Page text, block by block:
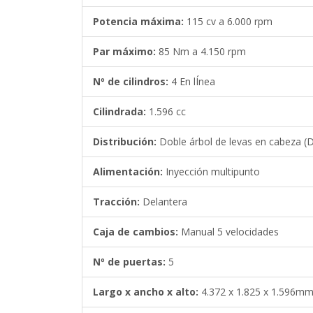
Potencia máxima: 115 cv a 6.000 rpm
Par máximo: 85 Nm a 4.150 rpm
Nº de cilindros: 4 En lÍnea
Cilindrada: 1.596 cc
Distribución: Doble árbol de levas en cabeza
Alimentación: Inyección multipunto
Tracción: Delantera
Caja de cambios: Manual 5 velocidades
Nº de puertas: 5
Largo x ancho x alto: 4.372 x 1.825 x 1.596mm